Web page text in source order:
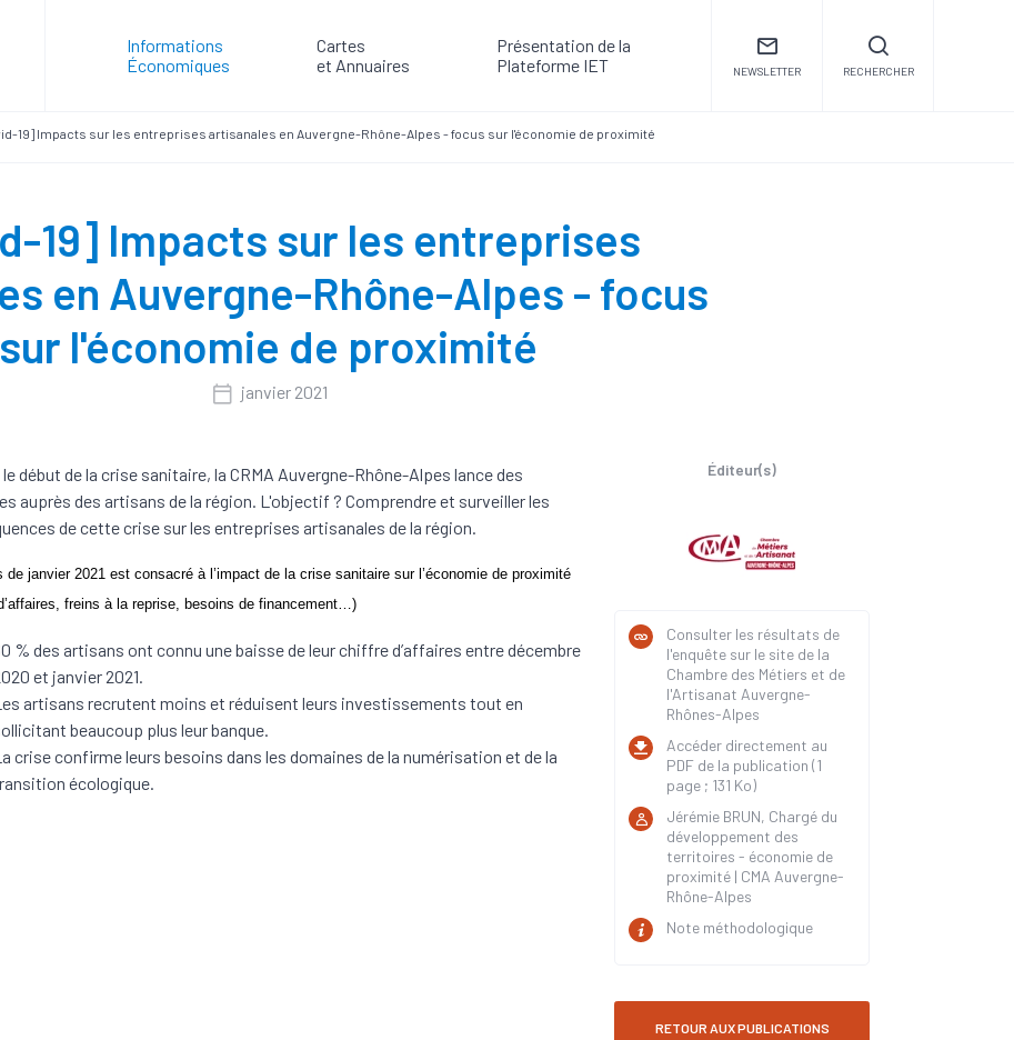
Informations
Économiques
Cartes
et Annuaires
Présentation de la
Plateforme IET
NEWSLETTER RECHERCHER
19] Impacts sur les entreprises artisanales en Auvergne-Rhône-Alpes - focus sur l'économie de proximité
19] Impacts sur les entreprises
en Auvergne-Rhône-Alpes - focus
sur l'économie de proximité
janvier 2021
début de la crise sanitaire, la CRMA Auvergne-Rhône-Alpes lance des
auprès des artisans de la région. L'objectif ? Comprendre et surveiller les
de cette crise sur les entreprises artisanales de la région.
de janvier 2021 est consacré à l’impact de la crise sanitaire sur l’économie de proximité
freins à la reprise, besoins de financement…)
% des artisans ont connu une baisse de leur chiffre d’affaires entre décembre
et janvier 2021.
artisans recrutent moins et réduisent leurs investissements tout en
beaucoup plus leur banque.
crise confirme leurs besoins dans les domaines de la numérisation et de la
écologique.
Éditeur(s)
Consulter les résultats de
l'enquête sur le site de la
Chambre des Métiers et de
l'Artisanat Auvergne-
Rhônes-Alpes
Accéder directement au
PDF de la publication (1
page ; 131 Ko)
Jérémie BRUN, Chargé du
développement des
territoires - économie de
proximité | CMA Auvergne-
Rhône-Alpes
Note méthodologique
RETOUR AUX PUBLICATIONS